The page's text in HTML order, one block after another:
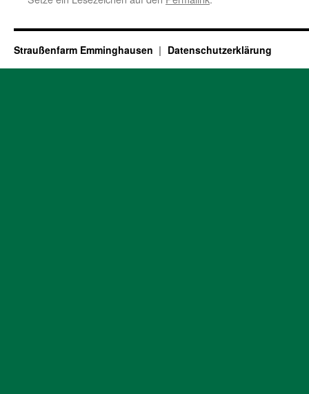
Straußenfarm Emminghausen Datenschutzerklärung